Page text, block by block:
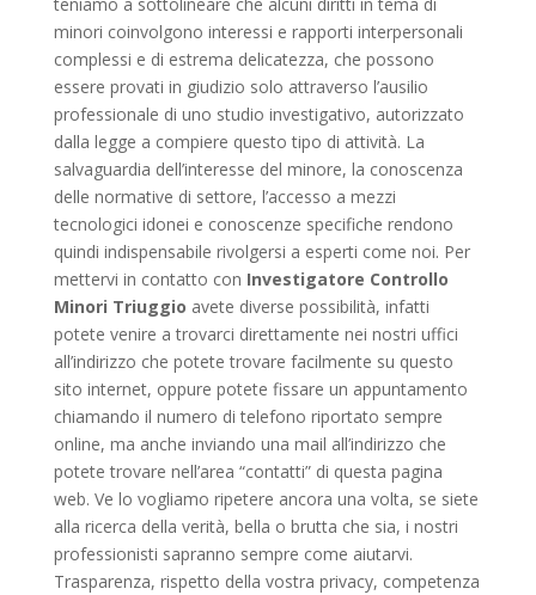
minori coinvolgono interessi e rapporti interpersonali
complessi e di estrema delicatezza, che possono
essere provati in giudizio solo attraverso l’ausilio
professionale di uno studio investigativo, autorizzato
dalla legge a compiere questo tipo di attività. La
salvaguardia dell’interesse del minore, la conoscenza
delle normative di settore, l’accesso a mezzi
tecnologici idonei e conoscenze specifiche rendono
quindi indispensabile rivolgersi a esperti come noi. Per
mettervi in contatto con Investigatore Controllo
Minori Triuggio avete diverse possibilità, infatti
potete venire a trovarci direttamente nei nostri uffici
all’indirizzo che potete trovare facilmente su questo
sito internet, oppure potete fissare un appuntamento
chiamando il numero di telefono riportato sempre
online, ma anche inviando una mail all’indirizzo che
potete trovare nell’area “contatti” di questa pagina
web. Ve lo vogliamo ripetere ancora una volta, se siete
alla ricerca della verità, bella o brutta che sia, i nostri
professionisti sapranno sempre come aiutarvi.
Trasparenza, rispetto della vostra privacy, competenza